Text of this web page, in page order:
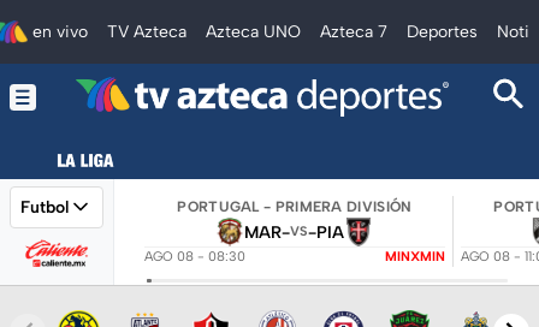
en vivo TV Azteca Azteca UNO Azteca 7 Deportes
Futbol PORTUGAL - PRIMERA DIVISIÓN
MAR-VS-PIA
AGO 08 - 08:30 MINXMIN AGO 08 -